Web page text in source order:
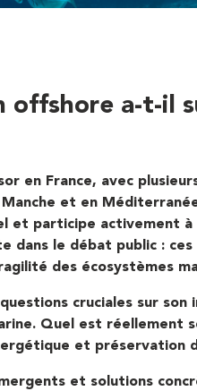
offshore a-t-il
en France, avec
et en
participe activement à
dans le débat public :
des écosystèmes
cruciales sur
Quel est réellement
et préservation
et solutions